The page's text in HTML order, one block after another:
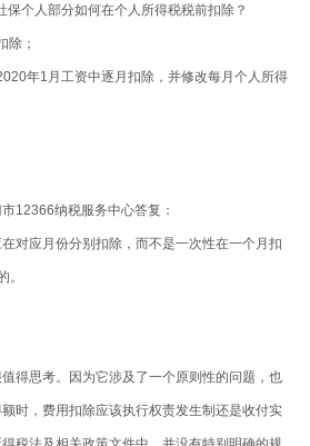
个人部分如何在个人所得税税前扣除？
除；
年1月工资中逐月扣除，并修改每月个人所得
12366纳税服务中心答复：
对应月份分别扣除，而不是一次性在一个月扣
。
得思考。因为它涉及了一个原则性的问题，也
时，费用扣除应该执行权责发生制还是收付实